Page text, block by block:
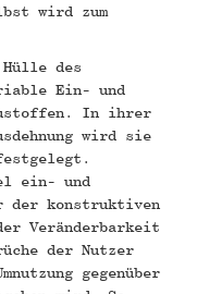
wird zum
Hülle des
Ein- und
In ihrer
wird sie
ein- und
der konstruktiven
Veränderbarkeit
der Nutzer
gegenüber